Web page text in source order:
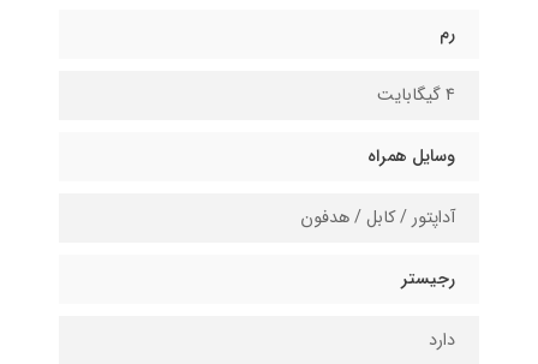
رم
۴ گیگابایت
وسایل همراه
آداپتور / کابل / هدفون
رجیستر
دارد